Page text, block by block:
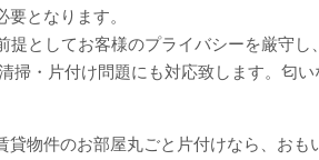
となります。
提としてお客様のプライバシーを厳守
掃・片付け問題にも対応致します。匂
貸物件のお部屋丸ごと片付けなら、お